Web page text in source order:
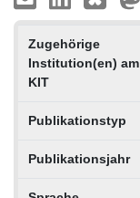
Zugehörige
Institution(en) am
KIT
Publikationstyp
Publikationsjahr